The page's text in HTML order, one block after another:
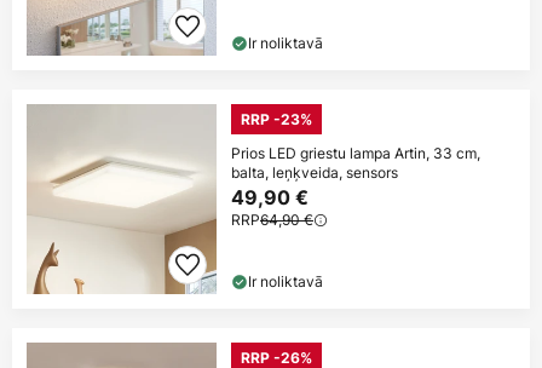
Ir noliktavā
RRP -23%
Prios LED griestu lampa Artin, 33 cm,
balta, leņķveida, sensors
49,90 €
RRP64,90 €
Ir noliktavā
RRP -26%